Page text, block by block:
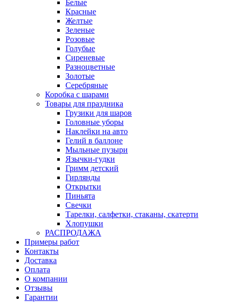
Белые
Красные
Желтые
Зеленые
Розовые
Голубые
Сиреневые
Разноцветные
Золотые
Серебряные
Коробка с шарами
Товары для праздника
Грузики для шаров
Головные уборы
Наклейки на авто
Гелий в баллоне
Мыльные пузыри
Язычки-гудки
Гримм детский
Гирлянды
Открытки
Пиньята
Свечки
Тарелки, салфетки, стаканы, скатерти
Хлопушки
РАСПРОДАЖА
Примеры работ
Контакты
Доставка
Оплата
О компании
Отзывы
Гарантии